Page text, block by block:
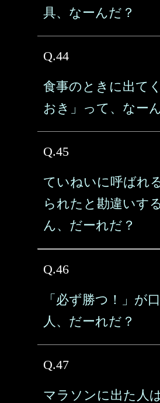
具、なーんだ？
Q.44
食事のときに出て
おき」って、なー
Q.45
ていねいに呼ばれ
られたと勘違いす
ん、だーれだ？
Q.46
「必ず勝つ！」が
人、だーれだ？
Q.47
マラソンに出た人